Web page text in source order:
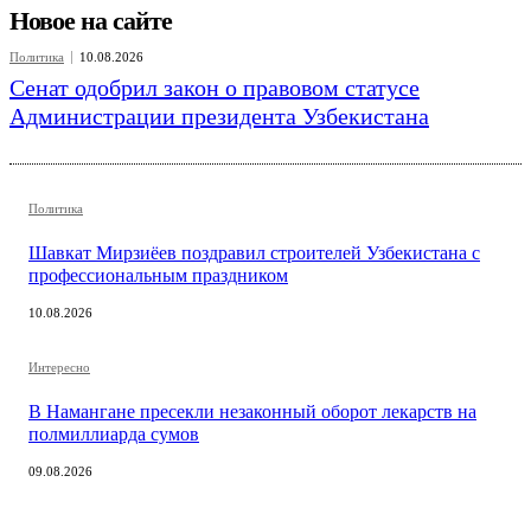
Новое на сайте
Политика 10.08.2026
Сенат одобрил закон о правовом статусе
Администрации президента Узбекистана
Политика
Шавкат Мирзиёев поздравил строителей Узбекистана с
профессиональным праздником
10.08.2026
Интересно
В Намангане пресекли незаконный оборот лекарств на
полмиллиарда сумов
09.08.2026